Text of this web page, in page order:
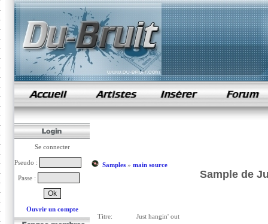
samples de rap
Se connecter
Pseudo :
Passe :
Ouvrir un compte
Samples» main source
Sample de
Titre: Just hangin' out